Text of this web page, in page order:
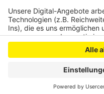
Anzeige